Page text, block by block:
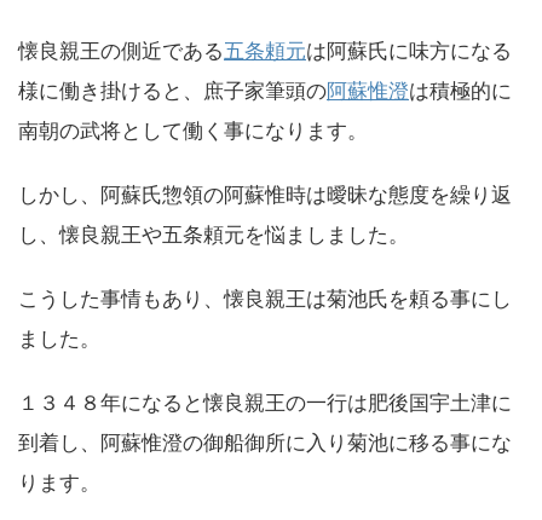
懐良親王の側近である五条頼元は阿蘇氏に味方になる
様に働き掛けると、庶子家筆頭の阿蘇惟澄は積極的に
南朝の武将として働く事になります。
しかし、阿蘇氏惣領の阿蘇惟時は曖昧な態度を繰り返
し、懐良親王や五条頼元を悩ましました。
こうした事情もあり、懐良親王は菊池氏を頼る事にし
ました。
１３４８年になると懐良親王の一行は肥後国宇土津に
到着し、阿蘇惟澄の御船御所に入り菊池に移る事にな
ります。